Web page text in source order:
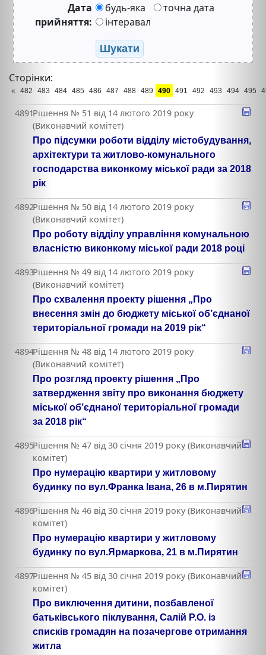
Дата
прийняття:
будь-яка
точна дата
інтеравал
Шукати
Сторінки:
« 482 483 484 485 486 487 488 489 490 491 492 493 494 495
4891Рішення № 51 від 14 лютого 2019 року
(Виконавчий комітет)
Про підсумки роботи відділу містобудування,
архітектури та житлово-комунального
господарства виконкому міської ради за 2018
рік
4892Рішення № 50 від 14 лютого 2019 року
(Виконавчий комітет)
Про роботу відділу управління комунальною
власністю виконкому міської ради 2018 році
4893Рішення № 49 від 14 лютого 2019 року
(Виконавчий комітет)
Про схвалення проекту рішення „Про
внесення змін до бюджету міської об’єднаної
територіальної громади на 2019 рік“
4894Рішення № 48 від 14 лютого 2019 року
(Виконавчий комітет)
Про розгляд проекту рішення „Про
затвердження звіту про виконання бюджету
міської об’єднаної територіальної громади
за 2018 рік“
4895Рішення № 47 від 30 січня 2019 року (Виконавчий
комітет)
Про нумерацію квартири у житловому
будинку по вул.Франка Івана, 26 в м.Пирятин
4896Рішення № 46 від 30 січня 2019 року (Виконавчий
комітет)
Про нумерацію квартири у житловому
будинку по вул.Ярмаркова, 21 в м.Пирятин
4897Рішення № 45 від 30 січня 2019 року (Виконавчий
комітет)
Про виключення дитини, позбавленої
батьківського піклування, Салій Р.О. із
списків громадян на позачергове отримання
житла